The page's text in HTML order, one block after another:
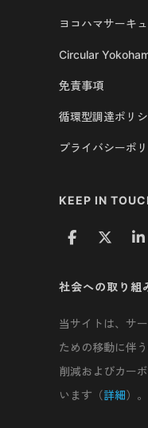
ヨコハマサーキ
Circular
免責事項
循環型調達ポリ
プライバシーポ
KEEP IN
社会への取り組
当サイトは、サ
ための移動に伴
削減およびカー
います（詳細）。